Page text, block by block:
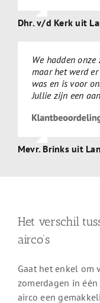
Dhr. v/d Kerk uit
We hadden
maar het werd
was en is voor
Jullie zijn een
Mevr. Brinks uit
Het verschil
airco’s
Gaat het enkel om
zomerdagen in
airco een